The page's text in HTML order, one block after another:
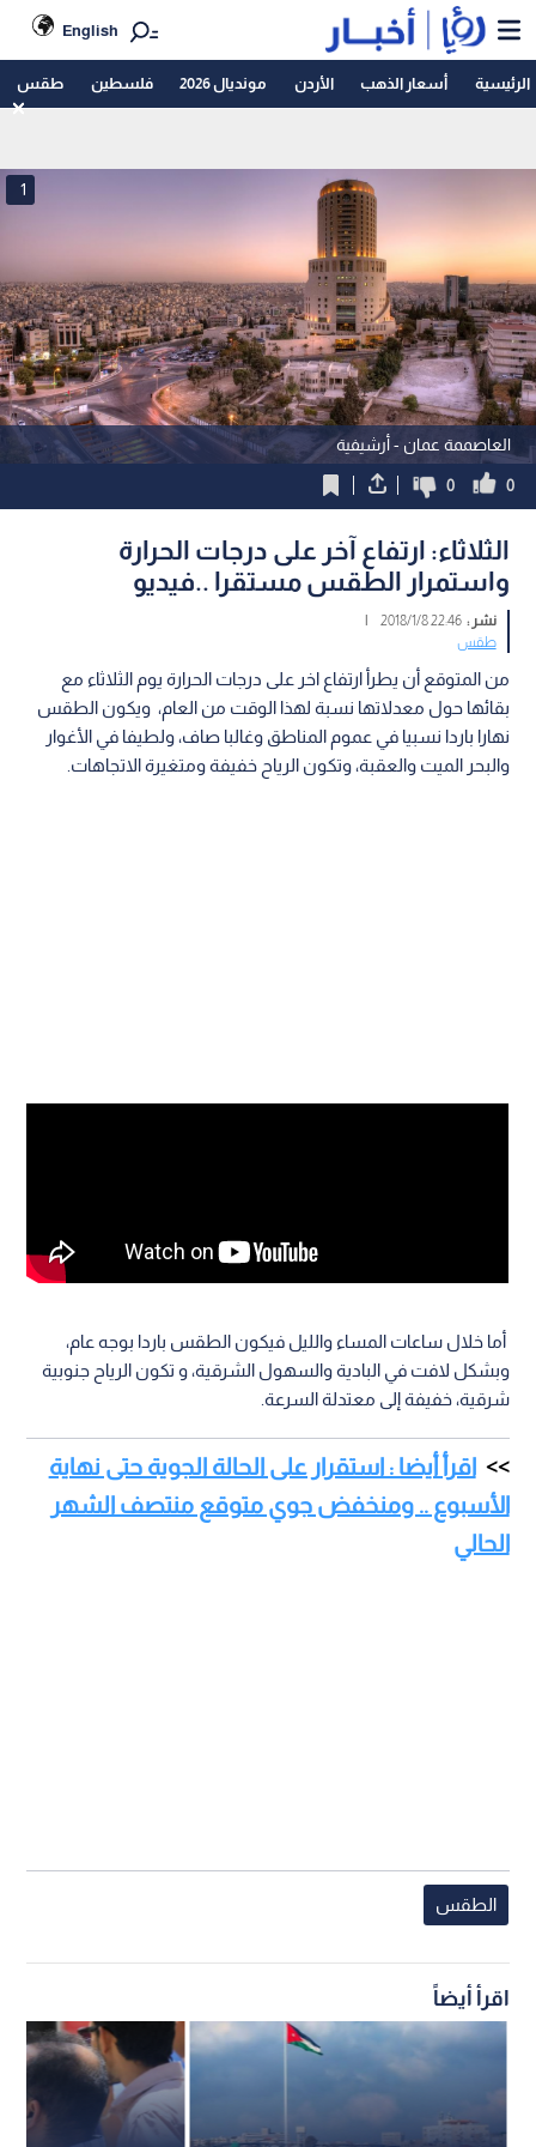
English
الرئيسية أسعار الذهب الأردن مونديال 2026 فلسطين طقس
العاصممة عمان - أرشيفية
1
0
0
الثلاثاء: ارتفاع آخر على درجات الحرارة
واستمرار الطقس مستقرا ..فيديو
نشر :22:46 2018/1/8
|
طقس
من المتوقع أن يطرأ ارتفاع اخر على درجات الحرارة يوم الثلاثاء مع
بقائها حول معدلاتها نسبة لهذا الوقت من العام، ويكون الطقس
نهارا باردا نسبيا في عموم المناطق وغالبا صاف، ولطيفا في الأغوار
والبحر الميت والعقبة، وتكون الرياح خفيفة ومتغيرة الاتجاهات.
أما خلال ساعات المساء والليل فيكون الطقس باردا بوجه عام،
وبشكل لافت في البادية والسهول الشرقية، و تكون الرياح جنوبية
شرقية، خفيفة إلى معتدلة السرعة.
اقرأ أيضا : استقرار على الحالة الجوية حتى نهاية
الأسبوع .. ومنخفض جوي متوقع منتصف الشهر
الحالي
الطقس
اقرأ أيضاً